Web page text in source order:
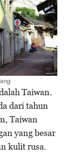
Taiwan.
dari tahun
Taiwan
yang besar
kulit rusa.